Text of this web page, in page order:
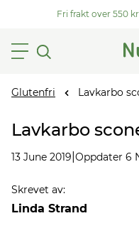
Fri frakt over 550
Glutenfri Lavkarbo
Lavkarbo
13 June 2019 Oppdater 6
Skrevet av:
Linda Strand